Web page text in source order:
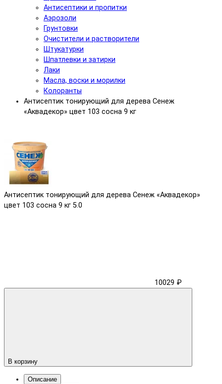
Антисептики и пропитки
Аэрозоли
Грунтовки
Очистители и растворители
Штукатурки
Шпатлевки и затирки
Лаки
Масла, воски и морилки
Колоранты
Антисептик тонирующий для дерева Сенеж
«Аквадекор» цвет 103 сосна 9 кг
Антисептик тонирующий для дерева Сенеж «Аквадекор»
цвет 103 сосна 9 кг 5.0
10029 ₽
В корзину
Описание